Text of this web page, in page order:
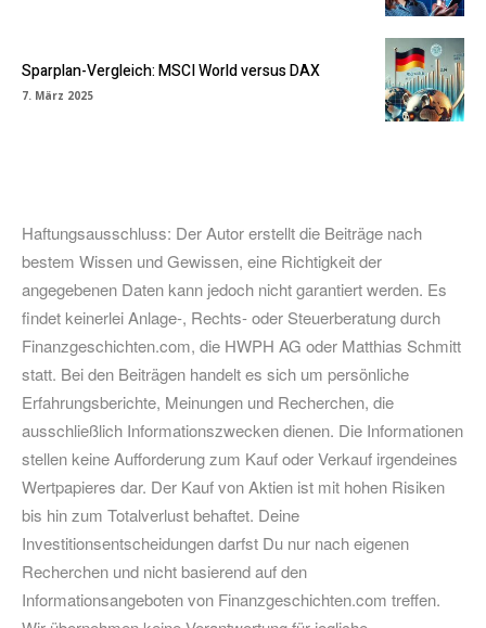
Sparplan-Vergleich: MSCI World versus DAX
7. März 2025
Haftungsausschluss: Der Autor erstellt die Beiträge nach
bestem Wissen und Gewissen, eine Richtigkeit der
angegebenen Daten kann jedoch nicht garantiert werden. Es
findet keinerlei Anlage-, Rechts- oder Steuerberatung durch
Finanzgeschichten.com, die HWPH AG oder Matthias Schmitt
statt. Bei den Beiträgen handelt es sich um persönliche
Erfahrungsberichte, Meinungen und Recherchen, die
ausschließlich Informationszwecken dienen. Die Informationen
stellen keine Aufforderung zum Kauf oder Verkauf irgendeines
Wertpapieres dar. Der Kauf von Aktien ist mit hohen Risiken
bis hin zum Totalverlust behaftet. Deine
Investitionsentscheidungen darfst Du nur nach eigenen
Recherchen und nicht basierend auf den
Informationsangeboten von Finanzgeschichten.com treffen.